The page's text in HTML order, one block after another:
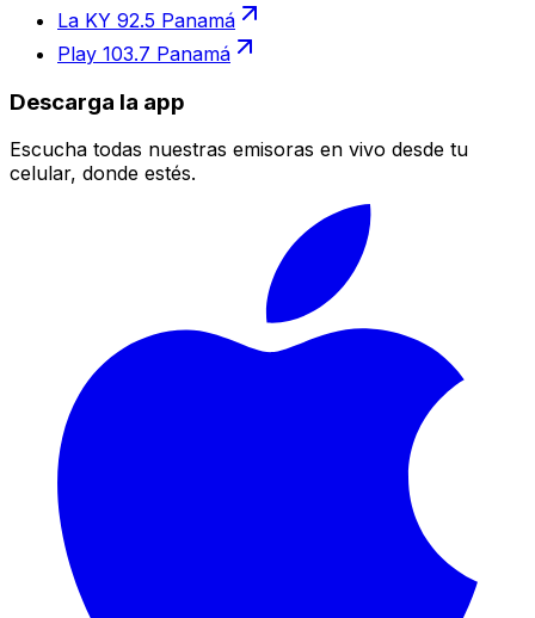
La KY 92.5 Panamá
Play 103.7 Panamá
Descarga la app
Escucha todas nuestras emisoras en vivo desde tu
celular, donde estés.